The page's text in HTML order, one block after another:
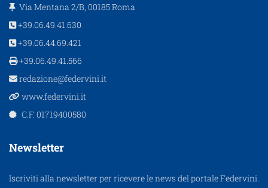
Via Mentana 2/B, 00185 Roma
+39.06.49.41.630
+39.06.44.69.421
+39.06.49.41.566
redazione@federvini.it
www.federvini.it
C.F. 01719400580
Newsletter
Iscriviti alla newsletter per ricevere le news del portale Federvini.